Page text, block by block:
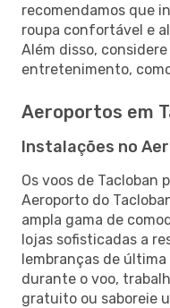
recomendamos que
roupa confortável e
Além disso,
entretenimento,
Aeroportos em
Instalações no
Os voos de Tacloban
Aeroporto do
ampla gama de
lojas sofisticadas a
lembranças de
durante o voo,
gratuito ou saboreie